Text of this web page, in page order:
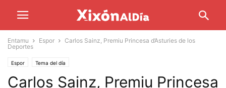
Entamu Espor
Carlos Sainz, Premiu Princesa d’Asturies de los
Deportes
Espor Tema del día
Carlos Sainz, Premiu Princesa